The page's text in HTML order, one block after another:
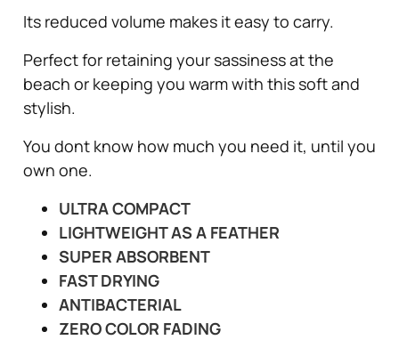
Its reduced volume makes it easy to carry.
Perfect for retaining your sassiness at the
beach or keeping you warm with this soft and
stylish.
You dont know how much you need it, until you
own one.
ULTRA COMPACT
LIGHTWEIGHT AS A FEATHER
SUPER ABSORBENT
FAST DRYING
ANTIBACTERIAL
ZERO COLOR FADING